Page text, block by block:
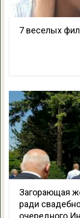
7 веселых
Загорающая
ради